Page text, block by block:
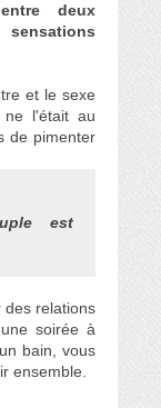
deux
et le sexe
ne l'était au
de pimenter
est
des relations
soirée à
bain, vous
ensemble.